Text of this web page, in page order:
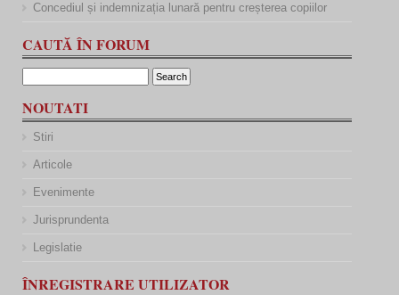
Concediul și indemnizația lunară pentru creșterea copiilor
CAUTĂ ÎN FORUM
NOUTATI
Stiri
Articole
Evenimente
Jurisprundenta
Legislatie
ÎNREGISTRARE UTILIZATOR